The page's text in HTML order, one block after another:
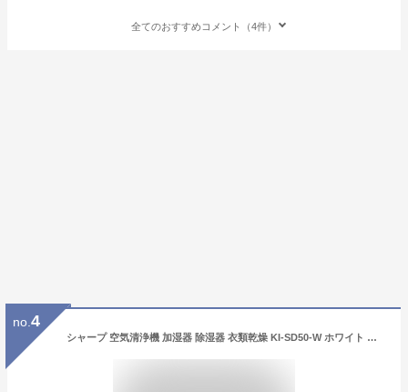
全てのおすすめコメント（4件）
no. 4
シャープ 空気清浄機 加湿器 除湿器 衣類乾燥 KI-SD50-W ホワイト 〜10畳 SHARP 除加湿空気清浄機 コンプレッサー式 プラズマクラスター 25000（ラッピング不可/熨斗対応不可）